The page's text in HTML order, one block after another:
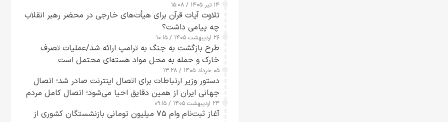
۱۴ تیر ۱۴۰۵ / ۱۵:۰۸
تلاوت آیات قرآن برای هیأت‌های خارجی در محضر رهبر انقلاب
چه پیامی داشت؟
۲۶ اردیبهشت ۱۴۰۵ / ۱۰:۱۵
طرح‌ بازگشت به جنگ به ترامپ ارائه شد/عملیات تصرف
خارک و حمله به محل مواد هسته‌ای محتمل است
۰۵ خرداد ۱۴۰۵ / ۱۳:۲۸
دستور وزیر ارتباطات برای اتصال اینترنت صادر شد؛ اتصال
جهانی ایران از همین دقایق احیا می‌شود؛ اتصال کامل مردم
تا ۲۴ ساعت آینده
۲۴ اردیبهشت ۱۴۰۵ / ۰۹:۱۵
آغاز ثبت‌نام وام ۷۵ میلیون تومانی بازنشستگان کشوری از